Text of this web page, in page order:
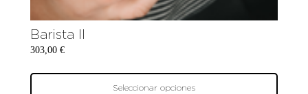
Barista II
303,00 €
Seleccionar opciones